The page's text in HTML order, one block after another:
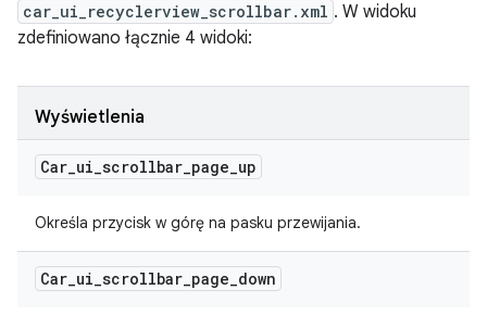
car_ui_recyclerview_scrollbar.xml . W widoku
zdefiniowano łącznie 4 widoki:
Wyświetlenia
Car_ui_scrollbar_page_up
Określa przycisk w górę na pasku przewijania.
Car_ui_scrollbar_page_down